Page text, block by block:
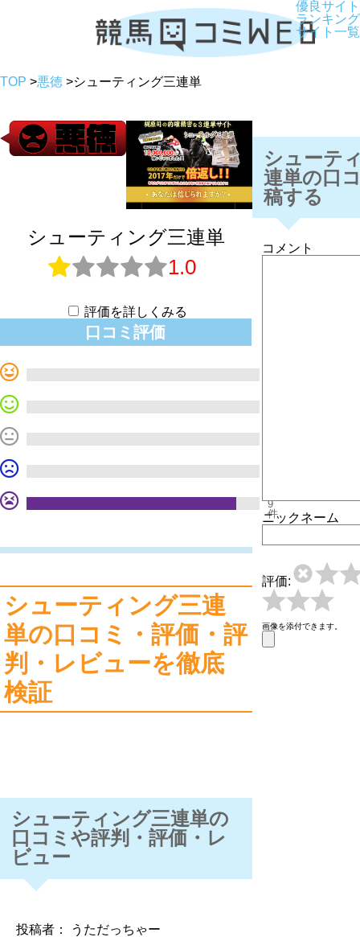
優良サイト
ランキング
サイト一覧
TOP >悪徳 >シューティング三連単
シューティング三連単
1.0
評価を詳しくみる
口コミ評価
9
件
シューティング三連
単の口コミ・評価・評
判・レビューを徹底
検証
シューティング三連単の
口コミや評判・評価・レ
ビュー
投稿者： うただっちゃー
シューテ
連単の口
稿する
コメント
ニックネーム
評価:
画像を添付できます。